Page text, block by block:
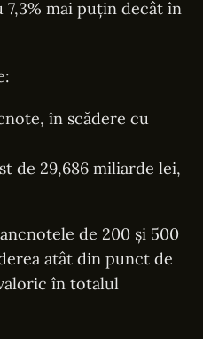
7,3% mai puțin decât în
în scădere cu
de 29,686 miliarde lei,
de 200 și 500
atât din punct de
în totalul